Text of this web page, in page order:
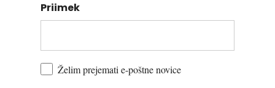
Priimek
Želim prejemati e-poštne novice